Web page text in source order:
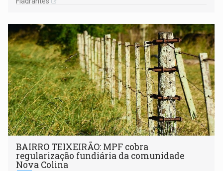
BAIRRO TEIXEIRÃO: MPF cobra
regularização fundiária da comunidade
Nova Colina